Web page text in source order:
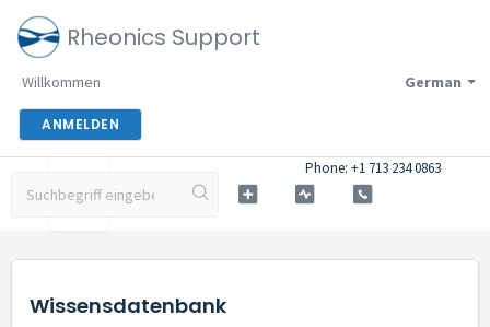
Rheonics Support
German
Willkommen
ANMELDEN
Phone: +1 713 234 0863
Wissensdatenbank